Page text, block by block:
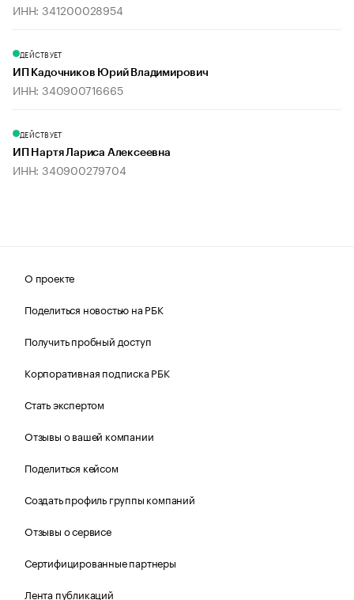
ИНН: 341200028954
ДЕЙСТВУЕТ
ИП Кадочников Юрий Владимирович
ИНН: 340900716665
ДЕЙСТВУЕТ
ИП Нартя Лариса Алексеевна
ИНН: 340900279704
О проекте
Поделиться новостью на РБК
Получить пробный доступ
Корпоративная подписка РБК
Стать экспертом
Отзывы о вашей компании
Поделиться кейсом
Создать профиль группы компаний
Отзывы о сервисе
Сертифицированные партнеры
Лента публикаций